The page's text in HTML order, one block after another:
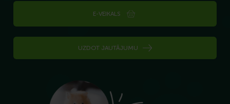
E-VEIKALS
UZDOT JAUTĀJUMU